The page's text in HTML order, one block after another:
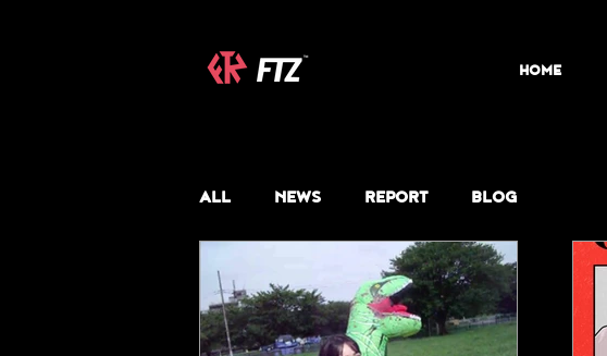
HOME
ALL NEWS REPORT BLOG